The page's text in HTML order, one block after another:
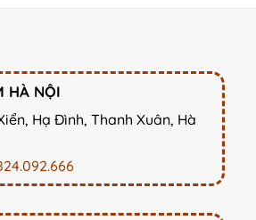
HÀ NỘI
Hạ Đình, Thanh Xuân, Hà